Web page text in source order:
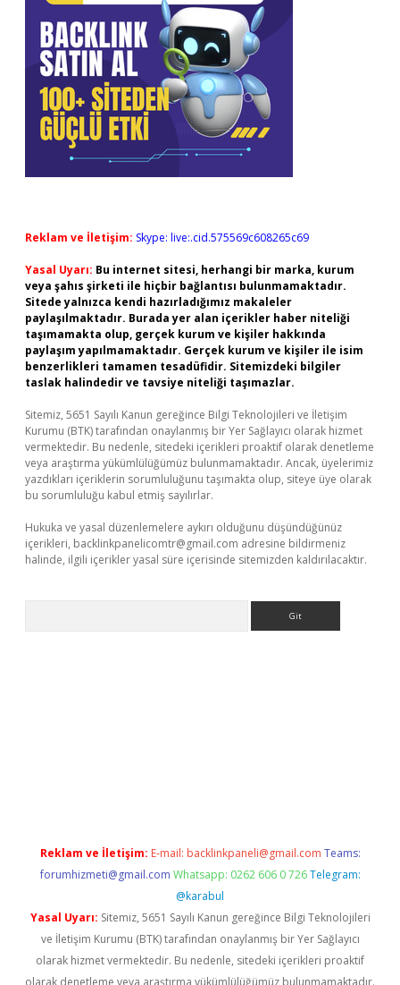
Reklam ve İletişim: Skype: live:.cid.575569c608265c69
Yasal Uyarı: Bu internet sitesi, herhangi bir marka, kurum
veya şahıs şirketi ile hiçbir bağlantısı bulunmamaktadır.
Sitede yalnızca kendi hazırladığımız makaleler
paylaşılmaktadır. Burada yer alan içerikler haber niteliği
taşımamakta olup, gerçek kurum ve kişiler hakkında
paylaşım yapılmamaktadır. Gerçek kurum ve kişiler ile isim
benzerlikleri tamamen tesadüfidir. Sitemizdeki bilgiler
taslak halindedir ve tavsiye niteliği taşımazlar.
Sitemiz, 5651 Sayılı Kanun gereğince Bilgi Teknolojileri ve İletişim
Kurumu (BTK) tarafından onaylanmış bir Yer Sağlayıcı olarak hizmet
vermektedir. Bu nedenle, sitedeki içerikleri proaktif olarak denetleme
veya araştırma yükümlülüğümüz bulunmamaktadır. Ancak, üyelerimiz
yazdıkları içeriklerin sorumluluğunu taşımakta olup, siteye üye olarak
bu sorumluluğu kabul etmiş sayılırlar.
Hukuka ve yasal düzenlemelere aykırı olduğunu düşündüğünüz
içerikleri, backlinkpanelicomtr@gmail.com adresine bildirmeniz
halinde, ilgili içerikler yasal süre içerisinde sitemizden kaldırılacaktır.
Reklam ve İletişim: E-mail: backlinkpaneli@gmail.com Teams:
forumhizmeti@gmail.com Whatsapp: 0262 606 0 726 Telegram:
@karabul
Yasal Uyarı: Sitemiz, 5651 Sayılı Kanun gereğince Bilgi Teknolojileri
ve İletişim Kurumu (BTK) tarafından onaylanmış bir Yer Sağlayıcı
olarak hizmet vermektedir. Bu nedenle, sitedeki içerikleri proaktif
olarak denetleme veya araştırma yükümlülüğümüz bulunmamaktadır.